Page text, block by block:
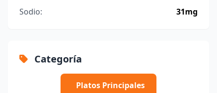
Sodio:
31mg
Categoría
Platos Principales